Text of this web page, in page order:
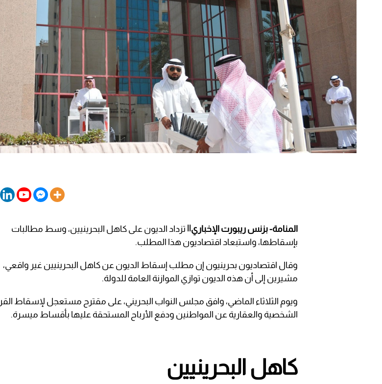
المنامة- بزنس ريبورت الإخباري|| تزداد الديون على كاهل البحرينيين، وسط مطالبات
بإسقاطها، واستبعاد اقتصاديون هذا المطلب.
وقال اقتصاديون بحرينيون إن مطلب إسقاط الديون عن كاهل البحرينيين غير واقعي،
مشيرين إلى أن هذه الديون توازي الموازنة العامة للدولة.
ويوم الثلاثاء الماضي، وافق مجلس النواب البحريني، على مقترح مستعجل لإسقاط
الشخصية والعقارية عن المواطنين ودفع الأرباح المستحقة عليها بأقساط ميسرة.
كاهل البحرينيين